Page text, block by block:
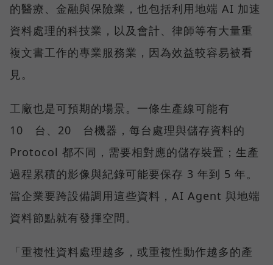
的醫療、金融與保險業，也包括利用地端 AI 加速
資料處理的科技業，以及會計、律師等有大量重
複文書工作的專業服務業，因為效益較容易被看
見。
工廠也是可預期的場景。一條生產線可能有
10 台、20 台機器，每台處理與儲存資料的
Protocol 都不同，需要相對應的儲存裝置；生產
過程累積的影像與紀錄可能要保存 3 年到 5 年。
當企業要跨設備調用這些資料，AI Agent 與地端
資料節點就有發揮空間。
「重複性資料處理越多，或重複性動作越多的產